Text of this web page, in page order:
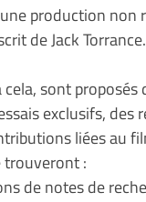
production non
de Jack
sont proposés
exclusifs, des
liées au
trouveront :
de notes de